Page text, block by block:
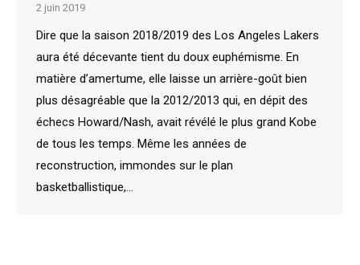
2 juin 2019
Dire que la saison 2018/2019 des Los Angeles Lakers
aura été décevante tient du doux euphémisme. En
matière d’amertume, elle laisse un arrière-goût bien
plus désagréable que la 2012/2013 qui, en dépit des
échecs Howard/Nash, avait révélé le plus grand Kobe
de tous les temps. Même les années de
reconstruction, immondes sur le plan
basketballistique,…